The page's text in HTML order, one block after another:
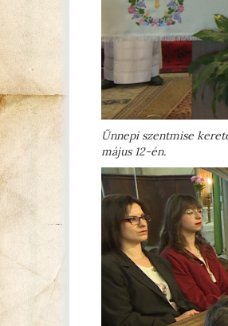
Ünnepi szentmise
május 12-én.